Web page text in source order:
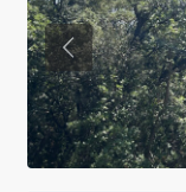
Previous